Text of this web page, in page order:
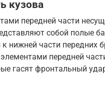
кузова
передней части
собой полые
к нижней части
передней
гасят фронтальный